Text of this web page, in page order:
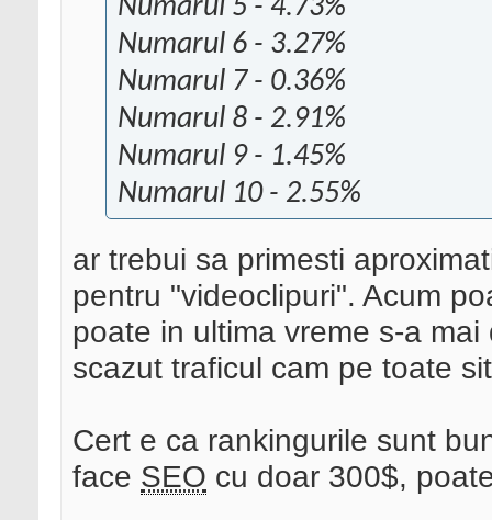
Numarul 5 - 4.73%
Numarul 6 - 3.27%
Numarul 7 - 0.36%
Numarul 8 - 2.91%
Numarul 9 - 1.45%
Numarul 10 - 2.55%
ar trebui sa primesti
pentru "videoclipuri". Acum
poate in ultima vreme s-a
scazut traficul cam pe toate
Cert e ca rankingurile sunt
face SEO cu doar 300$,